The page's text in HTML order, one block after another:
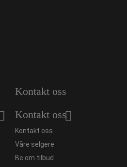
Kontakt oss
Kontakt oss
Kontakt oss
Våre selgere
Be om tilbud